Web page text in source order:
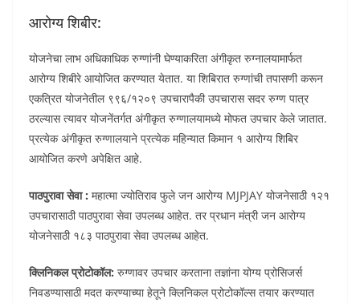
आरोग्य शिबीर:
योजनेचा लाभ अधिकाधिक रुग्णांनी घेण्याकरिता अंगीकृत रुग्नालयामार्फत
आरोग्य शिबीरे आयोजित करण्यात येतात. या शिबिरात रुग्णांची तपासणी करून
एकत्रित योजनेतील ९९६/१२०९ उपचारापैकी उपचारास सदर रुग्ण पात्र
ठरल्यास त्यावर योजनेंतर्गत अंगीकृत रुग्णालयामध्ये मोफत उपचार केले जातात.
प्रत्येक अंगीकृत रुग्णालयाने प्रत्येक महिन्यात किमान १ आरोग्य शिबिर
आयोजित करणे अपेक्षित आहे.
पाठपुरावा सेवा : महात्मा ज्योतिराव फुले जन आरोग्य MJPJAY योजनेसाठी १२१
उपचारासाठी पाठपुरावा सेवा उपलब्ध आहेत. तर प्रधान मंत्री जन आरोग्य
योजनेसाठी १८३ पाठपुरावा सेवा उपलब्ध आहेत.
क्लिनिकल प्रोटोकॉल: रुग्णावर उपचार करताना तज्ञांना योग्य प्रोसिजर्स
निवडण्यासाठी मदत करण्याच्या हेतूने क्लिनिकल प्रोटोकॉल्स तयार करण्यात